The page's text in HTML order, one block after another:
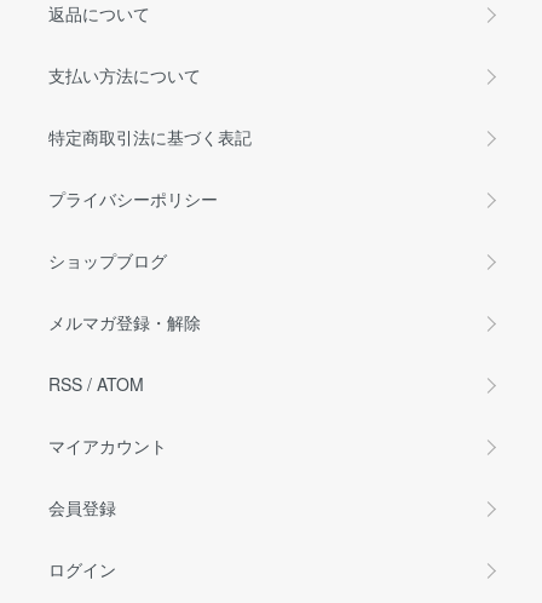
返品について
支払い方法について
特定商取引法に基づく表記
プライバシーポリシー
ショップブログ
メルマガ登録・解除
RSS / ATOM
マイアカウント
会員登録
ログイン